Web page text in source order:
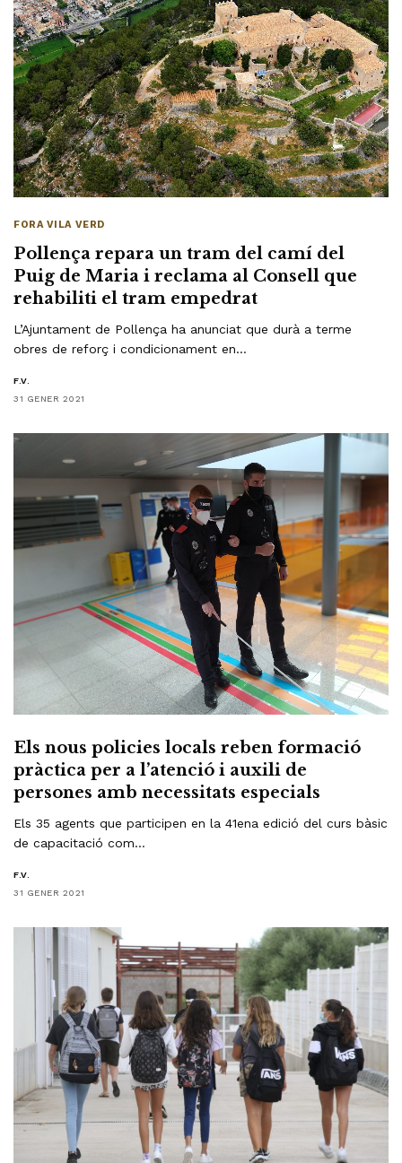
FORA VILA VERD
Pollença repara un tram del camí del
Puig de Maria i reclama al Consell que
rehabiliti el tram empedrat
L’Ajuntament de Pollença ha anunciat que durà a terme
obres de reforç i condicionament en…
F.V.
31 GENER 2021
Els nous policies locals reben formació
pràctica per a l’atenció i auxili de
persones amb necessitats especials
Els 35 agents que participen en la 41ena edició del curs bàsic
de capacitació com…
F.V.
31 GENER 2021